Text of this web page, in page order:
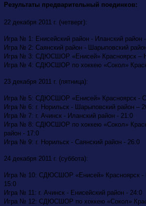
Результаты предварительный поединков:
22 декабря 2011 г. (четверг):
Игра № 1: Енисейский район - Иланский район
Игра № 2: Саянский район - Шарыповский
Игра № 3: СДЮСШОР «Енисей» Красноярск –
Игра № 4: СДЮСШОР по хоккею «Сокол»
23 декабря 2011 г. (пятница):
Игра № 5: СДЮСШОР «Енисей» Красноярск -
Игра № 6: г. Норильск - Шарыповский район –
Игра № 7: г. Ачинск - Иланский район - 21:0
Игра № 8: СДЮСШОР по хоккею «Сокол»
район - 17:0
Игра № 9: г. Норильск - Саянский район - 26:0
24 декабря 2011 г. (суббота):
Игра № 10: СДЮСШОР «Енисей» Красноярск -
15:0
Игра № 11: г. Ачинск - Енисейский район - 24:0
Игра № 12: СДЮСШОР по хоккею «Сокол»